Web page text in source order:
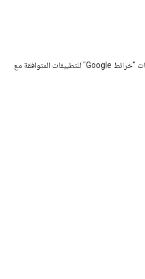
حزمة تطوير البرامج بالاستناد إلى بيانات "خرائط Google" للتطبيقات المتوافقة مع